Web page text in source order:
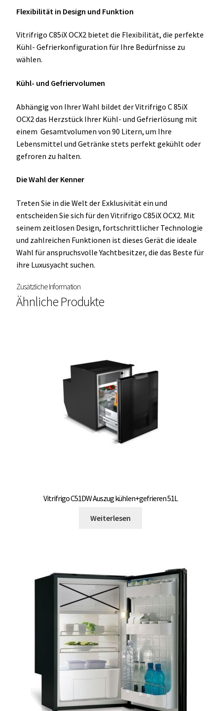
Flexibilität in Design und Funktion
Vitrifrigo C85iX OCX2 bietet die Flexibilität, die perfekte
Kühl- Gefrierkonfiguration für Ihre Bedürfnisse zu
wählen.
Kühl- und Gefriervolumen
Abhängig von Ihrer Wahl bildet der Vitrifrigo C 85iX
OCX2 das Herzstück Ihrer Kühl- und Gefrierlösung mit
einem Gesamtvolumen von 90 Litern, um Ihre
Lebensmittel und Getränke stets perfekt gekühlt oder
gefroren zu halten.
Die Wahl der Kenner
Treten Sie in die Welt der Exklusivität ein und
entscheiden Sie sich für den Vitrifrigo C85iX OCX2. Mit
seinem zeitlosen Design, fortschrittlicher Technologie
und zahlreichen Funktionen ist dieses Gerät die ideale
Wahl für anspruchsvolle Yachtbesitzer, die das Beste für
ihre Luxusyacht suchen.
Zusätzliche Information
Ähnliche Produkte
Vitrifrigo C51DW Auszug kühlen+gefrieren 51L
Weiterlesen